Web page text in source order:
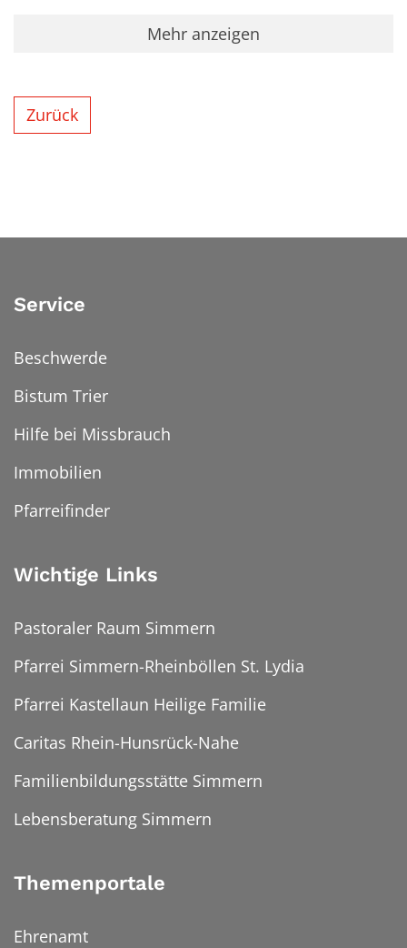
Mehr anzeigen
Zurück
Service
Beschwerde
Bistum Trier
Hilfe bei Missbrauch
Immobilien
Pfarreifinder
Wichtige Links
Pastoraler Raum Simmern
Pfarrei Simmern-Rheinböllen St. Lydia
Pfarrei Kastellaun Heilige Familie
Caritas Rhein-Hunsrück-Nahe
Familienbildungsstätte Simmern
Lebensberatung Simmern
Themenportale
Ehrenamt